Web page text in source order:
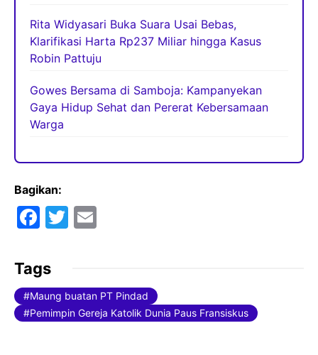
Rita Widyasari Buka Suara Usai Bebas,
Klarifikasi Harta Rp237 Miliar hingga Kasus
Robin Pattuju
Gowes Bersama di Samboja: Kampanyekan
Gaya Hidup Sehat dan Pererat Kebersamaan
Warga
Bagikan:
F
c
e
b
o
T
er l
Tags
Maung buatan PT Pindad
Pemimpin Gereja Katolik Dunia Paus Fransiskus